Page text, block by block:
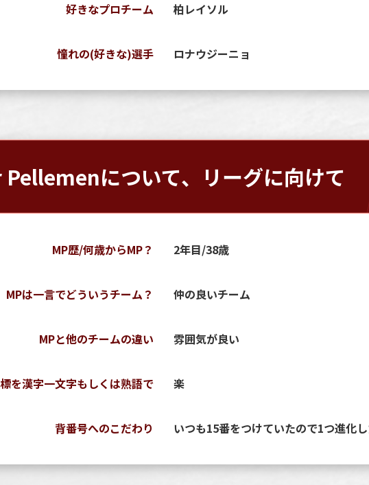
好きなプロチーム 柏レイソル
憧れの(好きな)選手 ロナウジーニョ
について、リーグに向けて
MP歴/何歳からMP？ 2年目/38歳
MPは一言でどういうチーム？ 仲の良いチーム
MPと他のチームの違い 雰囲気が良い
を漢字一文字もしくは熟語で 楽
背番号へのこだわり いつも15番をつけていたので1つ進化